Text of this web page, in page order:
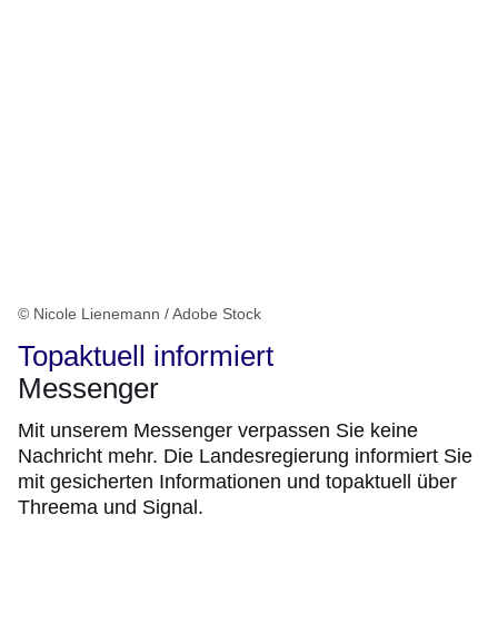
© Nicole Lienemann / Adobe Stock
Topaktuell informiert
Messenger
Mit unserem Messenger verpassen Sie keine
Nachricht mehr. Die Landesregierung informiert Sie
mit gesicherten Informationen und topaktuell über
Threema und Signal.